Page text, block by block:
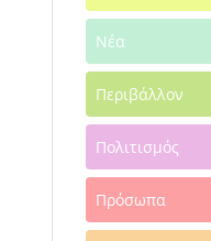
Νέα
Περιβάλλον
Πολιτισμός
Πρόσωπα